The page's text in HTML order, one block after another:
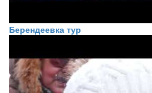
Берендеевка тур